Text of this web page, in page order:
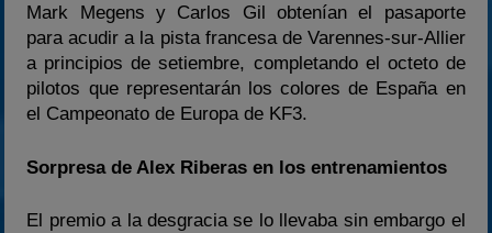
Mark Megens y Carlos Gil obtenían el pasaporte
para acudir a la pista francesa de Varennes-sur-Allier
a principios de setiembre, completando el octeto de
pilotos que representarán los colores de España en
el Campeonato de Europa de KF3.
Sorpresa de Alex Riberas en los entrenamientos
El premio a la desgracia se lo llevaba sin embargo el